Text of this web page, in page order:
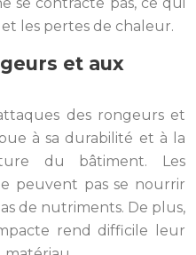
se contracte pas, ce qui
les pertes de chaleur.
et aux
des rongeurs et
à sa durabilité et à la
du bâtiment. Les
peuvent pas se nourrir
de nutriments. De plus,
rend difficile leur